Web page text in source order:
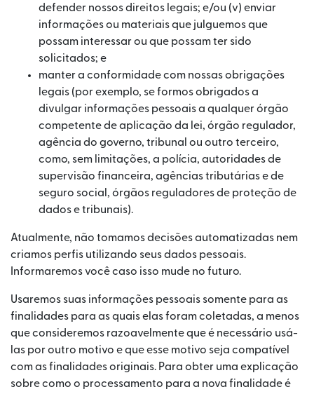
defender nossos direitos legais; e/ou (v) enviar
informações ou materiais que julguemos que
possam interessar ou que possam ter sido
solicitados; e
manter a conformidade com nossas obrigações
legais (por exemplo, se formos obrigados a
divulgar informações pessoais a qualquer órgão
competente de aplicação da lei, órgão regulador,
agência do governo, tribunal ou outro terceiro,
como, sem limitações, a polícia, autoridades de
supervisão financeira, agências tributárias e de
seguro social, órgãos reguladores de proteção de
dados e tribunais).
Atualmente, não tomamos decisões automatizadas nem
criamos perfis utilizando seus dados pessoais.
Informaremos você caso isso mude no futuro.
Usaremos suas informações pessoais somente para as
finalidades para as quais elas foram coletadas, a menos
que consideremos razoavelmente que é necessário usá-
las por outro motivo e que esse motivo seja compatível
com as finalidades originais. Para obter uma explicação
sobre como o processamento para a nova finalidade é